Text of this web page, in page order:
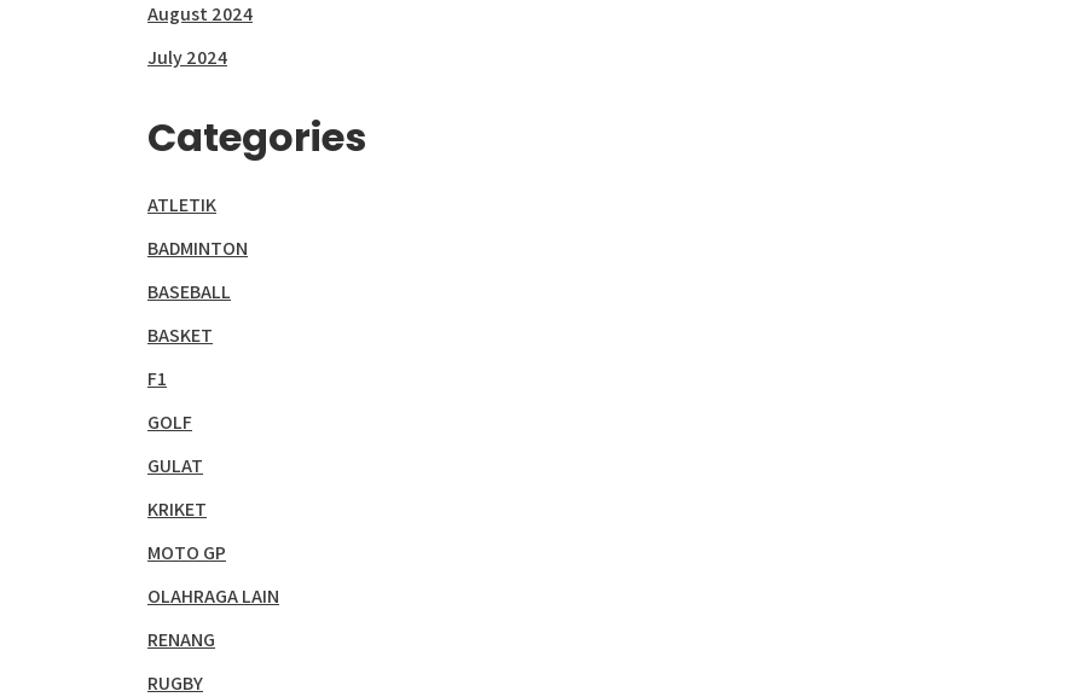
August 2024
July 2024
Categories
ATLETIK
BADMINTON
BASEBALL
BASKET
F1
GOLF
GULAT
KRIKET
MOTO GP
OLAHRAGA LAIN
RENANG
RUGBY